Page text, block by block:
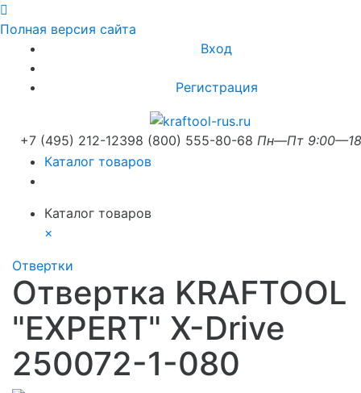
Полная версия сайта
Вход
Регистрация
+7 (495) 212-12398 (800) 555-80-68 Пн—Пт
Каталог товаров
Каталог товаров
×
Отвертки
Отвертка KRAFTOOL
"EXPERT" X-Drive
250072-1-080